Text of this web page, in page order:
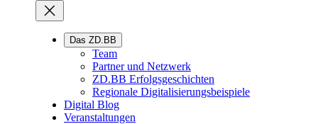
Das ZD.BB
Team
Partner und Netzwerk
ZD.BB Erfolgsgeschichten​
Regionale Digitalisierungsbeispiele
Digital Blog
Veranstaltungen